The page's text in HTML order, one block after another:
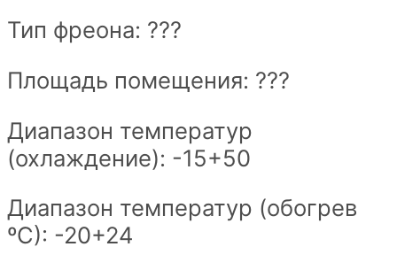
Тип фреона: ???
Площадь помещения: ???
Диапазон температур
(охлаждение): -15+50
Диапазон температур (обогрев
ºС): -20+24